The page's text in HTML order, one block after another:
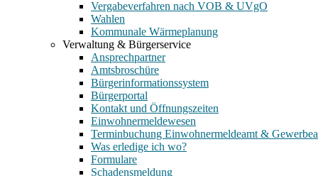
Vergabeverfahren nach VOB & UVgO
Wahlen
Kommunale Wärmeplanung
Verwaltung & Bürgerservice
Ansprechpartner
Amtsbroschüre
Bürgerinformationssystem
Bürgerportal
Kontakt und Öffnungszeiten
Einwohnermeldewesen
Terminbuchung Einwohnermeldeamt &
Was erledige ich wo?
Formulare
Schadensmeldung